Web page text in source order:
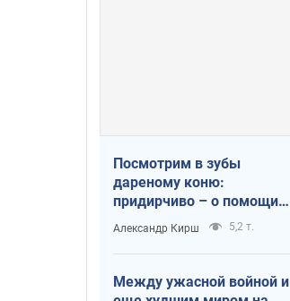
Посмотрим в зубы
дареному коню:
придирчиво – о помощи
Украине
Александр Кирш 5,2 т.
Между ужасной войной и